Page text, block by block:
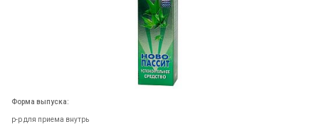
Форма выпуска:
р-р для приема внутрь